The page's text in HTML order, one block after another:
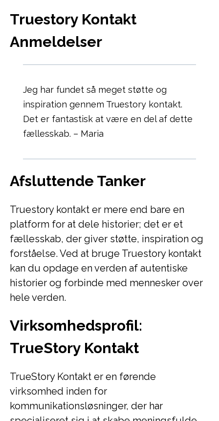
Truestory Kontakt
Anmeldelser
Jeg har fundet så meget støtte og
inspiration gennem Truestory kontakt.
Det er fantastisk at være en del af dette
fællesskab. – Maria
Afsluttende Tanker
Truestory kontakt er mere end bare en
platform for at dele historier; det er et
fællesskab, der giver støtte, inspiration og
forståelse. Ved at bruge Truestory kontakt
kan du opdage en verden af autentiske
historier og forbinde med mennesker over
hele verden.
Virksomhedsprofil:
TrueStory Kontakt
TrueStory Kontakt er en førende
virksomhed inden for
kommunikationsløsninger, der har